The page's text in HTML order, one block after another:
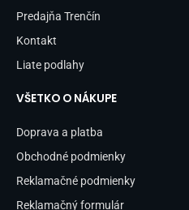
Predajňa Trenčín
Kontakt
Liate podlahy
VŠETKO O NÁKUPE
Doprava a platba
Obchodné podmienky
Reklamačné podmienky
Reklamačný formulár